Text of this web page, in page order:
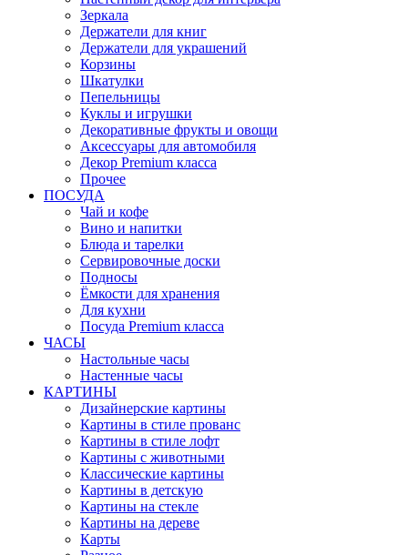
Зеркала
Держатели для книг
Держатели для украшений
Корзины
Шкатулки
Пепельницы
Куклы и игрушки
Декоративные фрукты и овощи
Аксессуары для автомобиля
Декор Premium класса
Прочее
ПОСУДА
Чай и кофе
Вино и напитки
Блюда и тарелки
Сервировочные доски
Подносы
Ёмкости для хранения
Для кухни
Посуда Premium класса
ЧАСЫ
Настольные часы
Настенные часы
КАРТИНЫ
Дизайнерские картины
Картины в стиле прованс
Картины в стиле лофт
Картины с животными
Классические картины
Картины в детскую
Картины на стекле
Картины на дереве
Карты